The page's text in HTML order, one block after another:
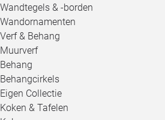
Wandtegels & -borden
Wandornamenten
Verf & Behang
Muurverf
Behang
Behangcirkels
Eigen Collectie
Koken & Tafelen